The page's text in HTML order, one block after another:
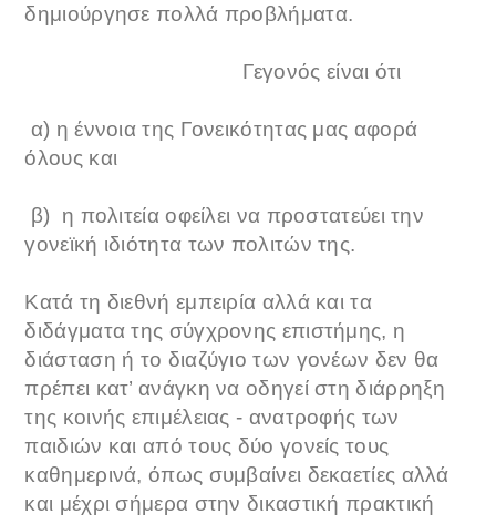
δημιούργησε πολλά προβλήματα.
Γεγονός είναι ότι
α) η έννοια της Γονεικότητας μας αφορά
όλους και
β) η πολιτεία οφείλει να προστατεύει την
γονεϊκή ιδιότητα των πολιτών της.
Κατά τη διεθνή εμπειρία αλλά και τα
διδάγματα της σύγχρονης επιστήμης, η
διάσταση ή το διαζύγιο των γονέων δεν θα
πρέπει κατ’ ανάγκη να οδηγεί στη διάρρηξη
της κοινής επιμέλειας - ανατροφής των
παιδιών και από τους δύο γονείς τους
καθημερινά, όπως συμβαίνει δεκαετίες αλλά
και μέχρι σήμερα στην δικαστική πρακτική